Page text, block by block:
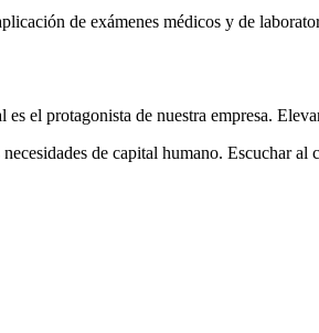
de exámenes médicos y de
el protagonista de nuestra empresa.
de capital humano. Escuchar